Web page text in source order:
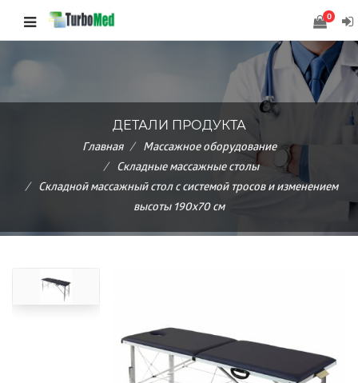
0
ДЕТАЛИ ПРОДУКТА
Главная
Массажное оборудование
Складные массажные столы
Складной массажный стол с системой тросов и изменением
высоты 190х70 см